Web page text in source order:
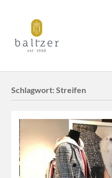
Schlagwort:Streifen